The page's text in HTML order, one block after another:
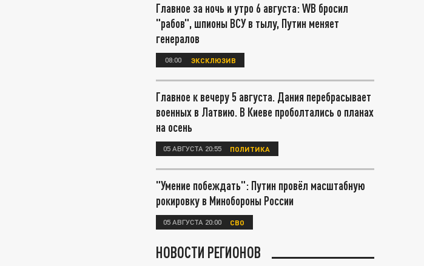
Главное за ночь и утро 6 августа: WB бросил
"рабов", шпионы ВСУ в тылу, Путин меняет
генералов
08:00 ЭКСКЛЮЗИВ
Главное к вечеру 5 августа. Дания перебрасывает
военных в Латвию. В Киеве проболтались о планах
на осень
05 АВГУСТА 20:55 ПОЛИТИКА
"Умение побеждать": Путин провёл масштабную
рокировку в Минобороны России
05 АВГУСТА 20:00 СВО
НОВОСТИ РЕГИОНОВ